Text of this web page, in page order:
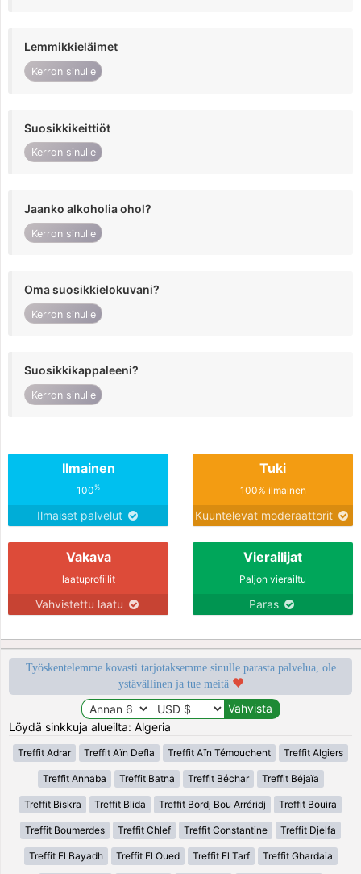
Lemmikkieläimet
Kerron sinulle
Suosikkikeittiöt
Kerron sinulle
Jaanko alkoholia ohol?
Kerron sinulle
Oma suosikkielokuvani?
Kerron sinulle
Suosikkikappaleeni?
Kerron sinulle
Ilmainen
100%
Ilmaiset palvelut
Tuki
100% ilmainen
Kuuntelevat moderaattorit
Vakava
laatuprofiilit
Vahvistettu laatu
Vierailijat
Paljon vierailtu
Paras
Työskentelemme kovasti tarjotaksemme sinulle parasta palvelua, ole
ystävällinen ja tue meitä
Löydä sinkkuja alueilta: Algeria
Treffit Adrar Treffit Aïn Defla Treffit Aïn Témouchent Treffit Algiers
Treffit Annaba Treffit Batna Treffit Béchar Treffit Béjaïa
Treffit Biskra Treffit Blida Treffit Bordj Bou Arréridj Treffit Bouira
Treffit Boumerdes Treffit Chlef Treffit Constantine Treffit Djelfa
Treffit El Bayadh Treffit El Oued Treffit El Tarf Treffit Ghardaia